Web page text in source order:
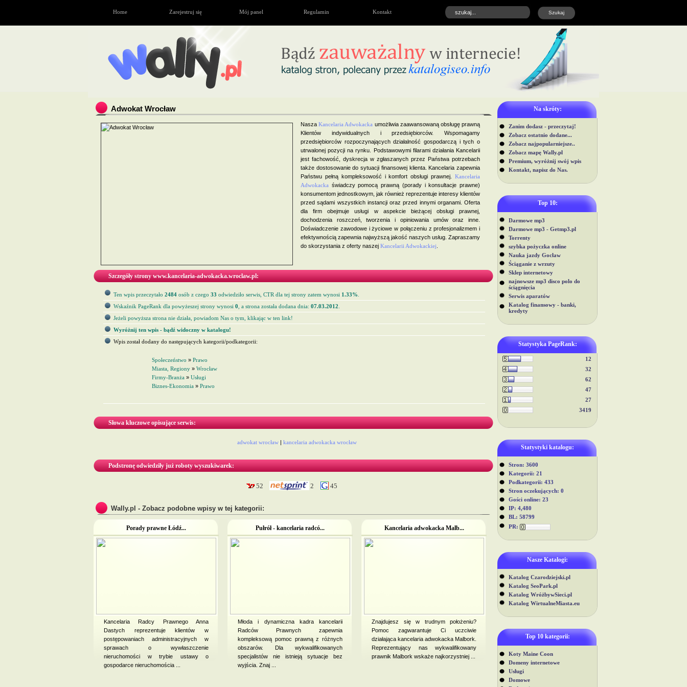
Home Zarejestruj się Mój panel Regulamin Kontakt
Na skróty:
Zanim dodasz - przeczytaj!
Zobacz ostatnio dodane...
Zobacz najpopularniejsze..
Zobacz mapę Wally.pl
Premium, wyróżnij swój wpis
Kontakt, napisz do Nas.
Top 10:
Darmowe mp3
Darmowe mp3 - Getmp3.pl
Torrenty
szybka pożyczka online
Nauka jazdy Gocław
Ściąganie z wrzuty
Sklep internetowy
najnowsze mp3 disco polo do
ściągnięcia
Serwis aparatów
Katalog finansowy - banki,
kredyty
Statystyka PageRank:
12
32
62
47
27
3419
Statystyki katalogu:
Stron: 3600
Kategorii: 21
Podkategorii: 433
Stron oczekujących: 0
Gości online: 23
IP: 4,480
BL: 58799
PR:
Nasze Katalogi:
Katalog Czarodziejski.pl
Katalog SeoPark.pl
Katalog WróżbywSieci.pl
Katalog WirtualneMiasta.eu
Top 10 kategorii:
Koty Maine Coon
Domeny internetowe
Usługi
Domowe
Adwokat Wrocław
NaszaKancelaria Adwokacka umożliwia zaawansowaną obsługę prawną
Klientów indywidualnych i przedsiębiorców. Wspomagamy
przedsiębiorców rozpoczynających działalność gospodarczą i tych o
utrwalonej pozycji na rynku. Podstawowymi filarami działania Kancelarii
jest fachowość, dyskrecja w zgłaszanych przez Państwa potrzebach
także dostosowanie do sytuacji finansowej klienta. Kancelaria zapewnia
Państwu pełną kompleksowość i komfort obsługi prawnej. Kancelaria
Adwokacka świadczy pomocą prawną (porady i konsultacje prawne)
konsumentom jednostkowym, jak również reprezentuje interesy klientów
przed sądami wszystkich instancji oraz przed innymi organami. Oferta
dla firm obejmuje usługi w aspekcie bieżącej obsługi prawnej,
dochodzenia roszczeń, tworzenia i opiniowania umów oraz inne.
Doświadczenie zawodowe i życiowe w połączeniu z profesjonalizmem i
efektywnością zapewnia najwyższą jakość naszych usług. Zapraszamy
do skorzystania z oferty naszej Kancelarii Adwokackiej
Szczegóły strony www.kancelaria-adwokacka.wroclaw.pl:
Ten wpis przeczytało 2484 osób z czego 33 odwiedziło serwis, CTR dla tej strony zatem wynosi 1.33%
Wskaźnik PageRank dla powyżeszej strony wynosi 0 , a strona została dodana dnia: 07.03.2012
Jeżeli powyższa strona nie działa, powiadom Nas o tym, klikając w ten link!
Wyróżnij ten wpis - bądź widoczny w katalogu!
Wpis został dodany do następujących kategorii/podkategorii:
Społeczeństwo » Prawo
Miasta, Regiony » Wrocław
Firmy-Branża » Usługi
Biznes-Ekonomia » Prawo
Słowa kluczowe opisujące serwis:
adwokat wrocław| kancelaria adwokacka wrocław
Podstronę odwiedziły już roboty wyszukiwarek:
52 2 45
Wally.pl - Zobacz podobne wpisy w tej kategorii:
Porady prawne Łódź...
Kancelaria Radcy Prawnego Anna
Dastych reprezentuje klientów w
postępowaniach administracyjnych w
sprawach o wywłaszczenie
nieruchomości w trybie ustawy o
gospodarce nieruchomościa ...
Pułrół - kancelaria radcó...
Młoda i dynamiczna kadra kancelarii
Radców Prawnych zapewnia
kompleksową pomoc prawną z różnych
obszarów. Dla wykwalifikowanych
specjalistów nie istnieją sytuacje bez
wyjścia. Znaj ...
Kancelaria adwokacka Malb...
Znajdujesz się w trudnym położeniu?
Pomoc zagwarantuje Ci uczciwie
działająca kancelaria adwokacka Malbork.
Reprezentujący nas wykwalifikowany
prawnik Malbork wskaże najkorzystniej ...